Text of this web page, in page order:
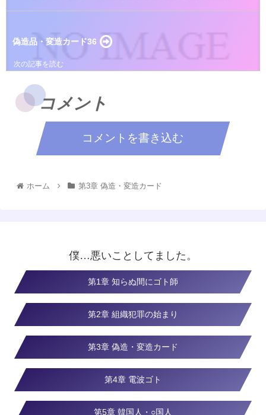
偽造品・変造カード36
コメント
コメントを書き込む
ホーム 第3章 偽造・変造カード
僕…悪いことしてました。
第1章 知らぬ間にゴト師
第2章 組織犯罪の始まり
第3章 偽造・変造カード
第4章 電波ゴト
第5章 韓国人・○国人